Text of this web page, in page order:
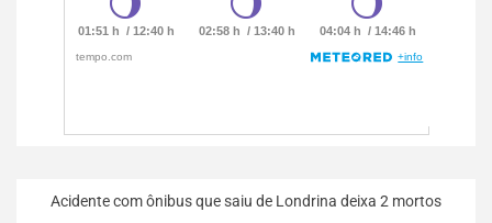
Acidente com ônibus que saiu de Londrina deixa 2 mortos